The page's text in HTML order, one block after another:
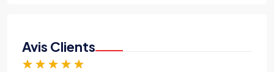
Avis Clients
★ ★ ★ ★ ★